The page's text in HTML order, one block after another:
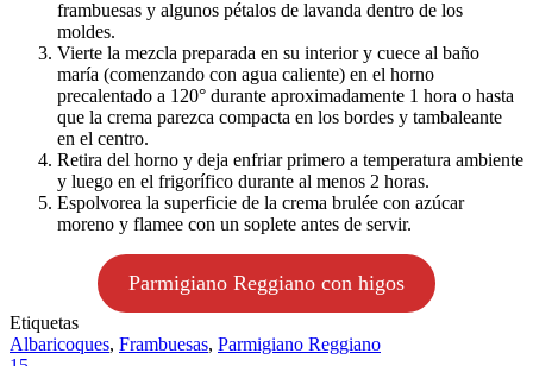
frambuesas y algunos pétalos de lavanda dentro de los
moldes.
Vierte la mezcla preparada en su interior y cuece al baño
maría (comenzando con agua caliente) en el horno
precalentado a 120° durante aproximadamente 1 hora o hasta
que la crema parezca compacta en los bordes y tambaleante
en el centro.
Retira del horno y deja enfriar primero a temperatura ambiente
y luego en el frigorífico durante al menos 2 horas.
Espolvorea la superficie de la crema brulée con azúcar
moreno y flamee con un soplete antes de servir.
Parmigiano Reggiano con higos
Etiquetas
Albaricoques, Frambuesas, Parmigiano Reggiano